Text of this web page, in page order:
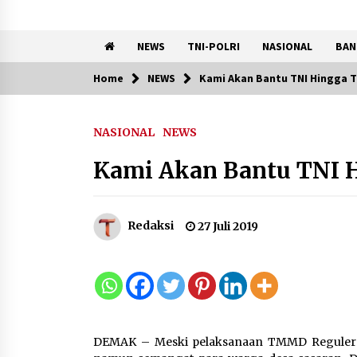
NEWS TNI-POLRI NASIONAL
Trending Now
Kemenkum Malut Dorong
di Era Digital, Sosialisasikan
6 Agustus 2026
Puan Soroti Minimnya Faktor
Keamanan Transportasi Laut
Home NEWS Kami Akan Bantu TNI Hingga
NASIONAL NEWS
Kami Akan Bantu TNI
Redaksi 27 Juli 2019
DEMAK – Meski pelaksanaan TMMD